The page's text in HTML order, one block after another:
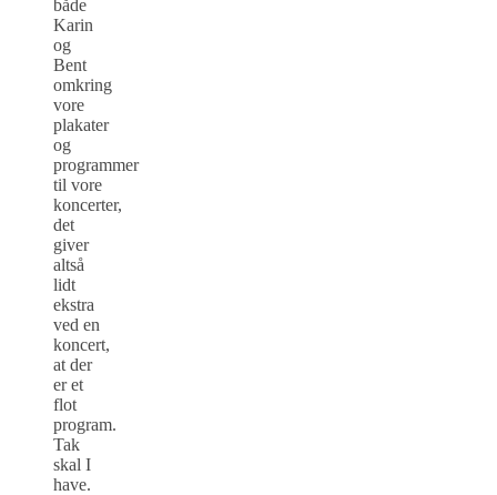
både
Karin
og
Bent
omkring
vore
plakater
og
programmer
til vore
koncerter,
det
giver
altså
lidt
ekstra
ved en
koncert,
at der
er et
flot
program.
Tak
skal I
have.